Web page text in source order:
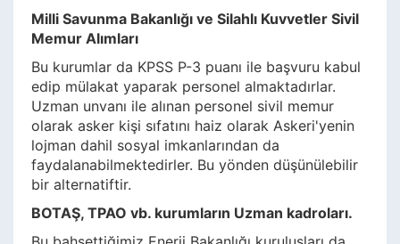
Milli Savunma Bakanlığı ve Silahlı Kuvvetler Sivil
Memur Alımları
Bu kurumlar da KPSS P-3 puanı ile başvuru kabul
edip mülakat yaparak personel almaktadırlar.
Uzman unvanı ile alınan personel sivil memur
olarak asker kişi sıfatını haiz olarak Askeri'yenin
lojman dahil sosyal imkanlarından da
faydalanabilmektedirler. Bu yönden düşünülebilir
bir alternatiftir.
BOTAŞ, TPAO vb. kurumların Uzman kadroları.